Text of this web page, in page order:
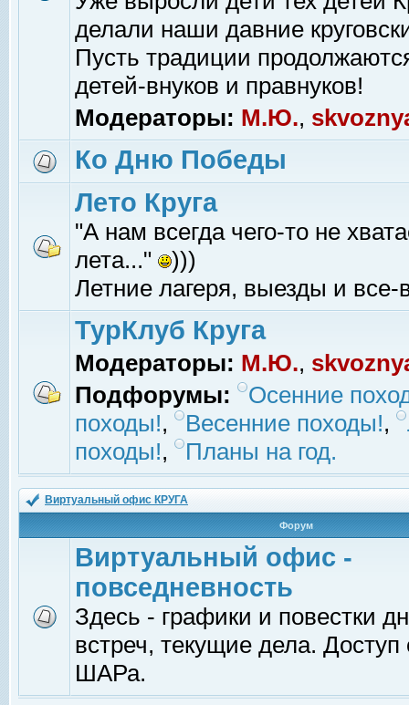
делали наши давние
Пусть традиции
детей-внуков и правнуков!
Модераторы: М.Ю.,
Ко Дню Победы
Лето Круга
"А нам всегда чего-то не
лета..."
)))
Летние лагеря, выезды и все-
ТурКлуб Круга
Модераторы: М.Ю.,
Подфорумы:
Осенние
походы!, Весенние походы!,
походы!, Планы на год.
Виртуальный офис КРУГА
Форум
Виртуальный офис -
повседневность
Здесь - графики и повестки
встреч, текущие дела.
ШАРа.